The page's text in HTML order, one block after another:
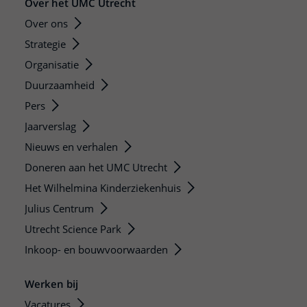
Over het UMC Utrecht
Over ons
Strategie
Organisatie
Duurzaamheid
Pers
Jaarverslag
Nieuws en verhalen
Doneren aan het UMC Utrecht
Het Wilhelmina Kinderziekenhuis
Julius Centrum
Utrecht Science Park
Inkoop- en bouwvoorwaarden
Werken bij
Vacatures